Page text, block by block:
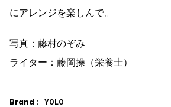
にアレンジを楽しんで。
写真：藤村のぞみ
ライター：藤岡操（栄養士）
Brand : YOLO